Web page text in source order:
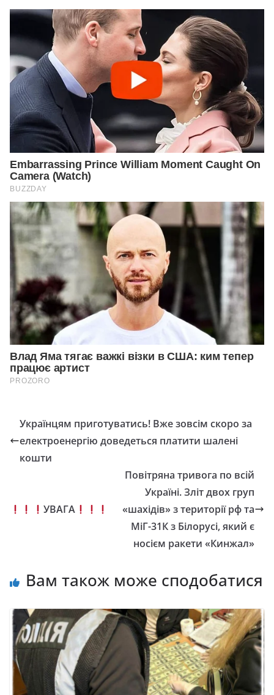
Українцям приготуватись! Вже зовсім скоро за
електроенергію доведеться платити шалені
кошти
УВАГА
Повітряна тривога по всій
Україні. Зліт двох груп
«шахідів» з території рф та
МіГ-31К з Білорусі, який є
носієм ракети «Кинжал»
Вам також може сподобатися